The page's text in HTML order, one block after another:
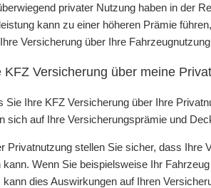
privater Nutzung haben in der
kann zu einer höheren Prämie
Versicherung über Ihre
KFZ Versicherung über meine
Sie Ihre KFZ Versicherung über Ihre
sich auf Ihre Versicherungsprämie und
Privatnutzung stellen Sie sicher, dass
kann. Wenn Sie beispielsweise Ihr
kann dies Auswirkungen auf Ihren